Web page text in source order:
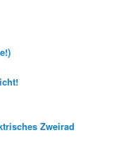
Zweirad